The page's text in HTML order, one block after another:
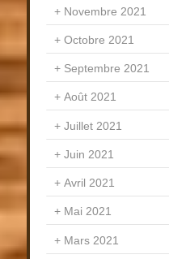
Novembre 2021
Octobre 2021
Septembre 2021
Août 2021
Juillet 2021
Juin 2021
Avril 2021
Mai 2021
Mars 2021